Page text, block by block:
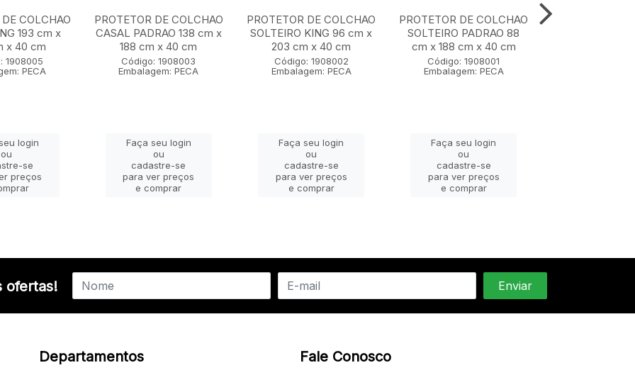
COLCHAO
193 cm x
x 40 cm
1908005
PECA
login
ou
se
preços
PROTETOR DE COLCHAO
CASAL PADRAO 138 cm x
188 cm x 40 cm
Código: 1908003
Embalagem: PECA
Faça seu login
ou
cadastre-se
para ver preços
e comprar
PROTETOR DE COLCHAO
SOLTEIRO KING 96 cm x
203 cm x 40 cm
Código: 1908002
Embalagem: PECA
Faça seu login
ou
cadastre-se
para ver preços
e comprar
PROTETOR DE COLCHAO
SOLTEIRO PADRAO 88
cm x 188 cm x 40 cm
Código: 1908001
Embalagem: PECA
Faça seu login
ou
cadastre-se
para ver preços
e comprar
ofertas!
Departamentos Fale Conosco